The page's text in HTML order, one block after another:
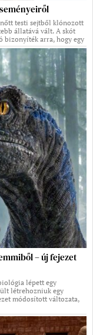
testi sejtből klónozott
állatává vált. A skót
bizonyíték arra, hogy egy
– új fejezet
lépett egy
létrehozniuk egy
módosított változata,